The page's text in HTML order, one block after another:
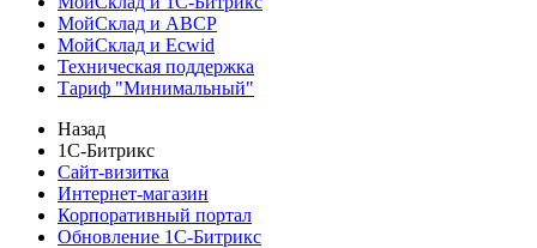
МойСклад и ABCP
МойСклад и Ecwid
Техническая поддержка
Тариф "Минимальный"
Назад
1С-Битрикс
Сайт-визитка
Интернет-магазин
Корпоративный портал
Обновление 1С-Битрикс